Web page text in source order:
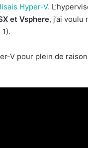
Hyper-V.
et Vsphere, j’ai
V pour plein de